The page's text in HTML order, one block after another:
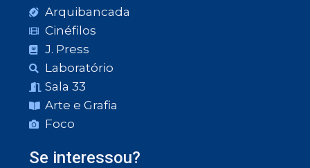
Arquibancada
Cinéfilos
J. Press
Laboratório
Sala 33
Arte e Grafia
Foco
Se interessou?